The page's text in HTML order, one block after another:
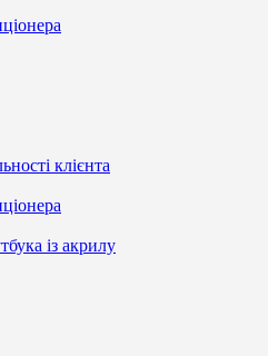
клієнта
із акрилу